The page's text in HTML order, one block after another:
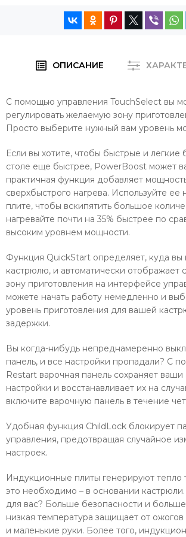
ОПИСАНИЕ
С помощью управления TouchSelect вы
регулировать желаемую зону
Просто выберите нужный вам уровень
Если вы хотите, чтобы быстрые и
столе еще быстрее, PowerBoost может
практичная функция добавляет
сверхбыстрого нагрева. Используйте
плите, чтобы вскипятить большое
нагревайте почти на 35% быстрее по
высоким уровнем мощности.
Функция QuickStart определяет, куда вы
кастрюлю, и автоматически отображает
зону приготовления на интерфейсе
можете начать работу немедленно и
уровень приготовления для вашей
задержки.
Вы когда-нибудь непреднамеренно
панель, и все настройки пропадали? С
Restart варочная панель сохраняет
настройки и восстанавливает их на
включите варочную панель в течение
Удобная функция ChildLock блокирует
управления, предотвращая случайное
настроек.
Индукционные плиты генерируют тепло
это необходимо – в основании
для вас? Больше безопасности и
низкая температура защищает от
и маленькие руки. Более того,